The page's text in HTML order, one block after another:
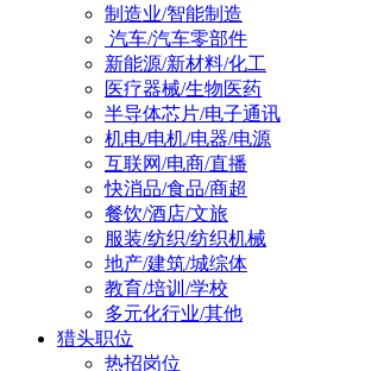
制造业/智能制造
汽车/汽车零部件
新能源/新材料/化工
医疗器械/生物医药
半导体芯片/电子通讯
机电/电机/电器/电源
互联网/电商/直播
快消品/食品/商超
餐饮/酒店/文旅
服装/纺织/纺织机械
地产/建筑/城综体
教育/培训/学校
多元化行业/其他
猎头职位
热招岗位